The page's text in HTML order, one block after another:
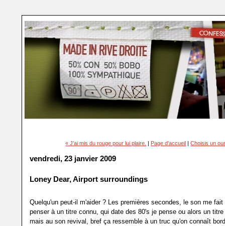
« J'ai mis du rouge pour lui plaire. | Page d'accueil |Choisis un
vendredi, 23 janvier 2009
Loney Dear, Airport surroundings
Quelqu'un peut-il m'aider ? Les premières secondes, le son me fait
penser à un titre connu, qui date des 80's je pense ou alors un
mais au son revival, bref ça ressemble à un truc qu'on connaît